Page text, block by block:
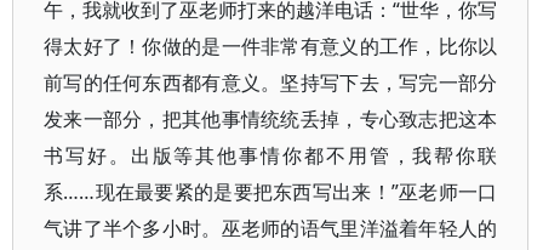
午，我就收到了巫老师打来的越洋电话：“世华，你写
得太好了！你做的是一件非常有意义的工作，比你以
前写的任何东西都有意义。坚持写下去，写完一部分
发来一部分，把其他事情统统丢掉，专心致志把这本
书写好。出版等其他事情你都不用管，我帮你联
系……现在最要紧的是要把东西写出来！”巫老师一口
气讲了半个多小时。巫老师的语气里洋溢着年轻人的